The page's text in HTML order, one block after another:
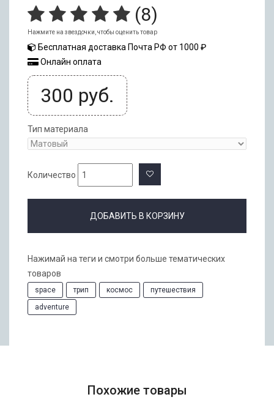
(8)
Нажмите на звездочки, чтобы оценить товар
Бесплатная доставка Почта РФ от 1000 ₽
Онлайн оплата
300 руб.
Тип материала
Количество
ДОБАВИТЬ В КОРЗИНУ
Нажимай на теги и смотри больше тематических
товаров
space трип космос
путешествия
adventure
Похожие товары